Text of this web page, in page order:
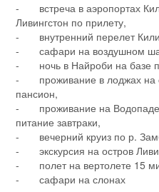
- встреча в аэропортах
Ливингстон по прилету,
- внутренний перелет
- сафари на воздушном
- ночь в Найроби на базе
- проживание в лоджах на
пансион,
- проживание на Водопаде
питание завтраки,
- вечерний круиз по р.
- экскурсия на остров
- полет на вертолете 15
- сафари на слонах